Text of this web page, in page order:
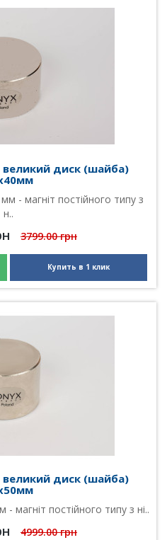
диск (шайба)
- магніт постійного типу з
н..
3799.00 грн
Купить в 1 клик
диск (шайба)
магніт постійного типу з ні..
4999.00 грн